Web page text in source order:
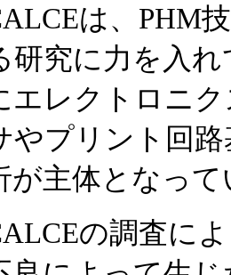
は、PHM
研究に力を入
エレクトロニ
やプリント回
が主体となって
の調査によ